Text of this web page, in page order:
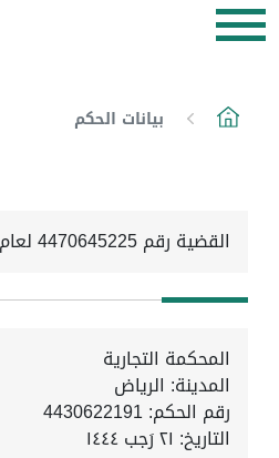
بيانات الحكم
القضية رقم 4470645225 لعام 1444 هـ
المحكمة التجارية
المدينة: الرياض
رقم الحكم: 4430622191
التاريخ: ٢١ رَجب ١٤٤٤